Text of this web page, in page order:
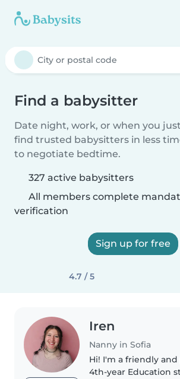
Find a babysitter
Date night, work, or when you
find trusted babysitters in less
to negotiate bedtime.
327 active babysitters
All members complete
verification
Sign up for free
4.7 / 5
Iren
Nanny in Sofia
Hi! I'm a friendly and
4th-year Education